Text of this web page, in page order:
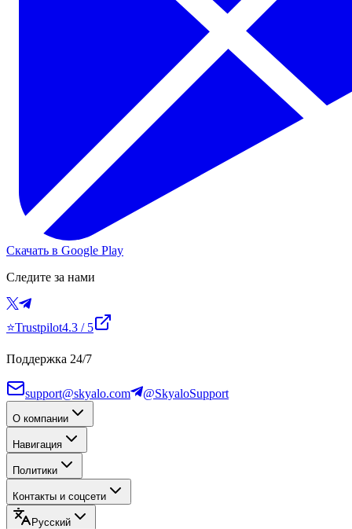
Скачать в Google Play
Следите за нами
⭐Trustpilot4.3 / 5
Поддержка 24/7
support@skyalo.com @SkyaloSupport
О компании
Навигация
Политики
Контакты и соцсети
Русский